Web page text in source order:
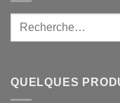
QUELQUES